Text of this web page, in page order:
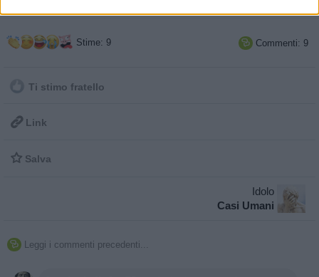
Stime: 9  Commenti: 9
Ti stimo fratello
 Link
 Salva
Idolo
Casi Umani
 Leggi i commenti precedenti...